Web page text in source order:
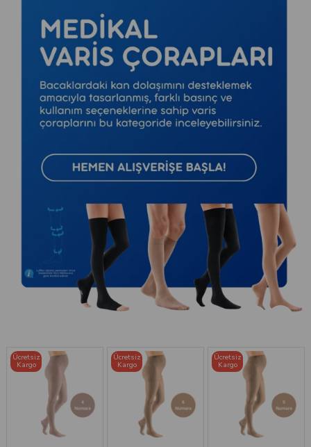
Ücretsiz
Kargo
Ücretsiz
Kargo
Ücretsiz
Kargo